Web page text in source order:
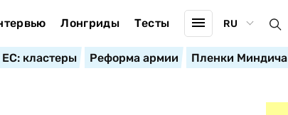
Лонгриды Тесты RU
кластеры Реформа армии Пленки Миндича